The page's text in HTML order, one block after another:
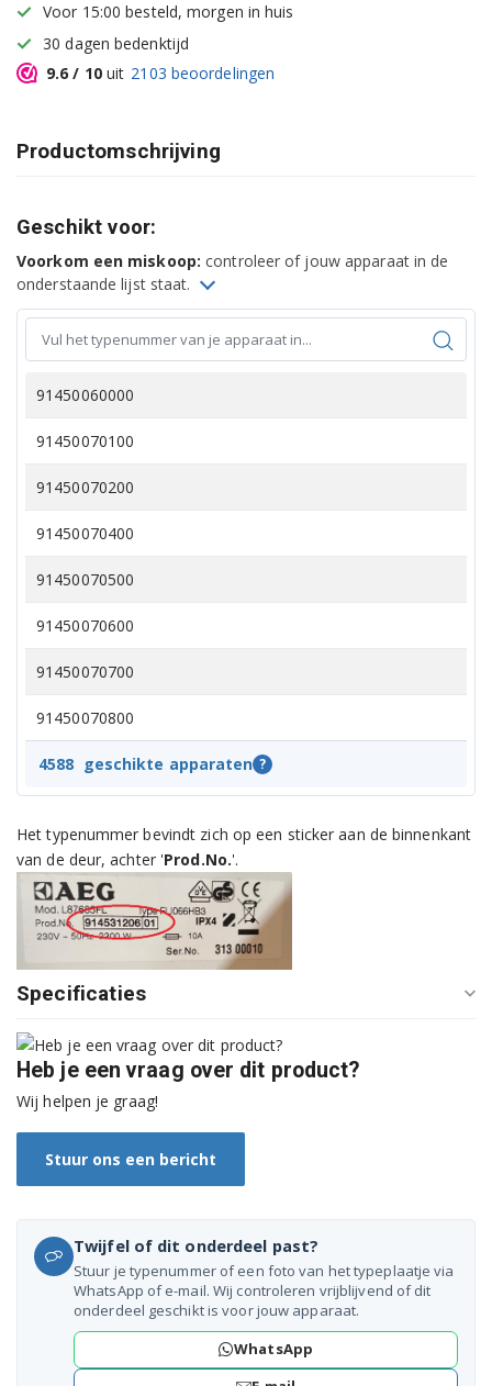
Voor 15:00 besteld, morgen in huis
30 dagen bedenktijd
9.6 / 10uit 2103 beoordelingen
Productomschrijving
Geschikt voor:
Voorkom een miskoop: controleer of jouw apparaat in de
onderstaande lijst staat.
91450060000
91450070100
91450070200
91450070400
91450070500
91450070600
91450070700
91450070800
91450070900
91450071100
91450071200
91450080200
91450080300
91450080400
91450080500
91450080700
91450080800
91450080900
91450081000
4588 geschikte apparaten ?
Het typenummer bevindt zich op een sticker aan de binnenkant
van de deur, achter 'Prod.No.'.
Specificaties
Heb je een vraag over dit product?
Wij helpen je graag!
Stuur ons een bericht
Twijfel of dit onderdeel past?
Stuur je typenummer of een foto van het typeplaatje via
WhatsApp of e-mail. Wij controleren vrijblijvend of dit
onderdeel geschikt is voor jouw apparaat.
WhatsApp